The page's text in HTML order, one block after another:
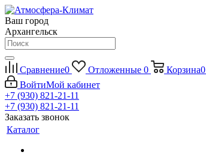
Ваш город
Архангельск
Сравнение0 Отложенные 0 Корзина0
ВойтиМой кабинет
+7 (930) 821-21-11
+7 (930) 821-21-11
Заказать звонок
Каталог